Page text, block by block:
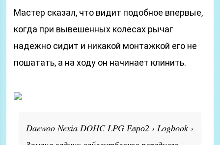
Мастер сказал, что видит подобное впервые,
когда при вывешенных колесах рычаг
надежно сидит и никакой монтажкой его не
пошатать, а на ходу он начинает клинить.
Daewoo Nexia DOHC LPG Евро2 › Logbook ›